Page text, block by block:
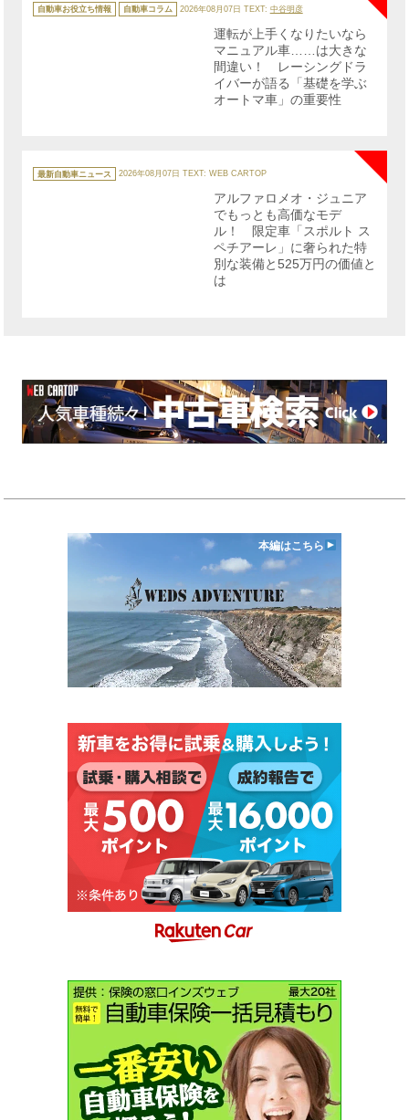
テ
ゴ
自動車お役立ち情報 自動車コラム 2026年08月07日 TEXT: 中谷明彦
運転が上手くなりたいなら
マニュアル車……は大きな
間違い！ レーシングドラ
イバーが語る「基礎を学ぶ
オートマ車」の重要性
テ
ゴ
最新自動車ニュース 2026年08月07日 TEXT: WEB CARTOP
アルファロメオ・ジュニア
でもっとも高価なモデ
ル！ 限定車「スポルト ス
ペチアーレ」に奢られた特
別な装備と525万円の価値と
は
本編はこちら